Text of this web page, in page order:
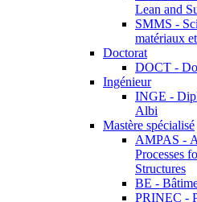
Lean and
SMMS -
matériaux
Doctorat
DOCT -
Ingénieur
INGE -
Albi
Mastère spécialisé
AMPAS -
Processes
Structures
BE -
PRINEC -